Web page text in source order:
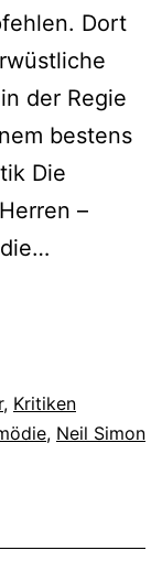
Dort
der Regie
bestens
Die
–
, Kritiken
, Neil Simon